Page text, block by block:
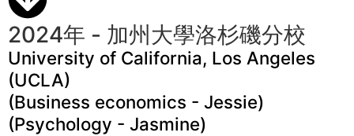
2024年 - 加州大學洛杉磯分校
University of California, Los Angeles
(UCLA)
(Business economics - Jessie)
(Psychology - Jasmine)